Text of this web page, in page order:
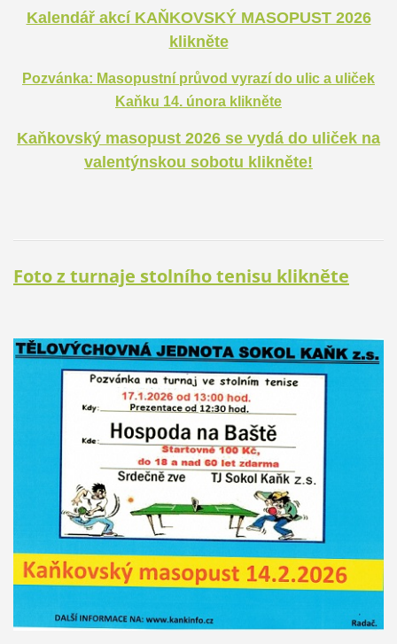
Kalendář akcí KAŇKOVSKÝ MASOPUST 2026
klikněte
Pozvánka: Masopustní průvod vyrazí do ulic a uliček
Kaňku 14. února klikněte
Kaňkovský masopust 2026 se vydá do uliček na
valentýnskou sobotu klikněte!
Foto z turnaje stolního tenisu klikněte